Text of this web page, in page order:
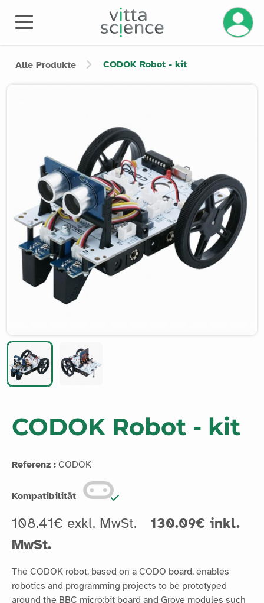
Alle Produkte CODOK Robot - kit
CODOK Robot - kit
Referenz : CODOK
Kompatibilität
108.41€ exkl. MwSt.
130.09€ inkl.
MwSt.
The CODOK robot, based on a CODO board, enables
robotics and programming projects to be prototyped
around the BBC micro:bit board and Grove modules such